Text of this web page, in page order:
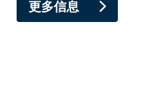
更多信息